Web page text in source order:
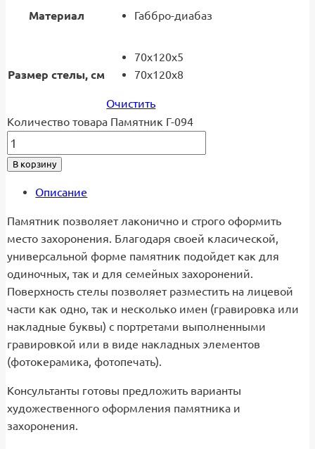
Материал Габбро-диабаз
Размер стелы, см
70x120x5
70x120x8
Очистить
Количество товара Памятник Г-094
В корзину
Описание
Памятник позволяет лаконично и строго оформить
место захоронения. Благодаря своей класической,
универсальной форме памятник подойдет как для
одиночных, так и для семейных захоронений.
Поверхность стелы позволяет разместить на лицевой
части как одно, так и несколько имен (гравировка или
накладные буквы) с портретами выполненными
гравировкой или в виде накладных элементов
(фотокерамика, фотопечать).
Консультанты готовы предложить варианты
художественного оформления памятника и
захоронения.